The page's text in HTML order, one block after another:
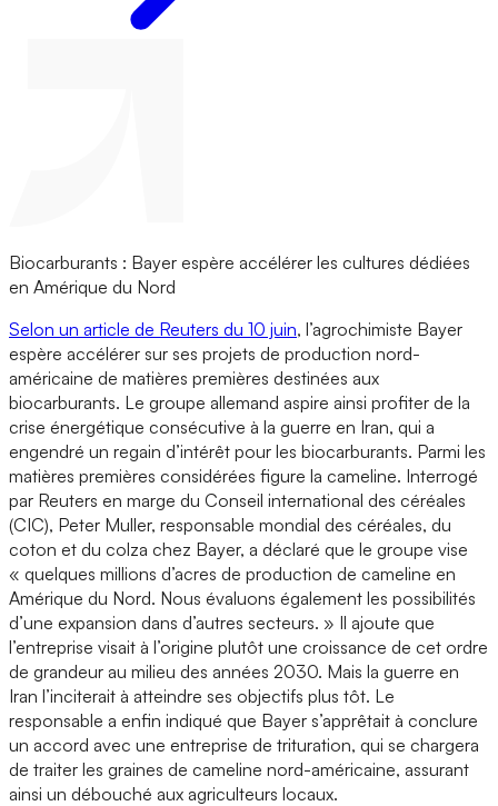
Biocarburants : Bayer espère accélérer les cultures dédiées
en Amérique du Nord
Selon un article de Reuters du 10 juin, l’agrochimiste Bayer
espère accélérer sur ses projets de production nord-
américaine de matières premières destinées aux
biocarburants. Le groupe allemand aspire ainsi profiter de la
crise énergétique consécutive à la guerre en Iran, qui a
engendré un regain d’intérêt pour les biocarburants. Parmi les
matières premières considérées figure la cameline. Interrogé
par Reuters en marge du Conseil international des céréales
(CIC), Peter Muller, responsable mondial des céréales, du
coton et du colza chez Bayer, a déclaré que le groupe vise
« quelques millions d’acres de production de cameline en
Amérique du Nord. Nous évaluons également les possibilités
d’une expansion dans d’autres secteurs. » Il ajoute que
l’entreprise visait à l’origine plutôt une croissance de cet ordre
de grandeur au milieu des années 2030. Mais la guerre en
Iran l’inciterait à atteindre ses objectifs plus tôt. Le
responsable a enfin indiqué que Bayer s’apprêtait à conclure
un accord avec une entreprise de trituration, qui se chargera
de traiter les graines de cameline nord-américaine, assurant
ainsi un débouché aux agriculteurs locaux.